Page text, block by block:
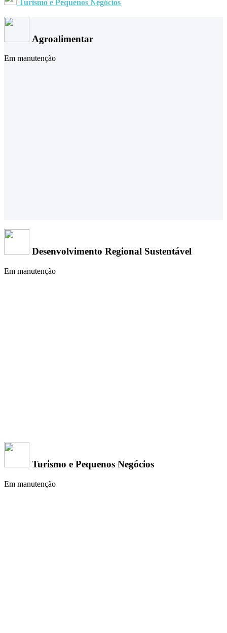
Turismo e Pequenos Negócios
Agroalimentar
Em manutenção
Desenvolvimento Regional Sustentável
Em manutenção
Turismo e Pequenos Negócios
Em manutenção